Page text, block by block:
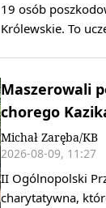
19 osób
Królewskie. To
Maszerowali
chorego
Michał Zaręba/KB
2026-08-09, 11:27
II Ogólnopolski
charytatywna,